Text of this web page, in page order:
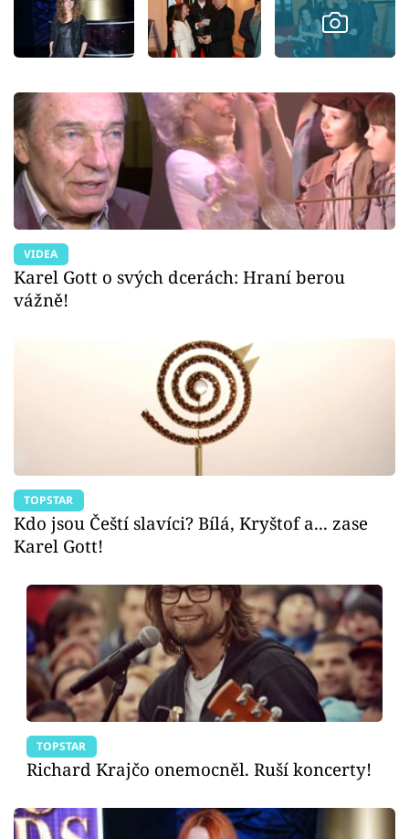
VIDEA
Karel Gott o svých dcerách: Hraní berou
vážně!
TOPSTAR
Kdo jsou Čeští slavíci? Bílá, Kryštof a... zase
Karel Gott!
TOPSTAR
Richard Krajčo onemocněl. Ruší koncerty!